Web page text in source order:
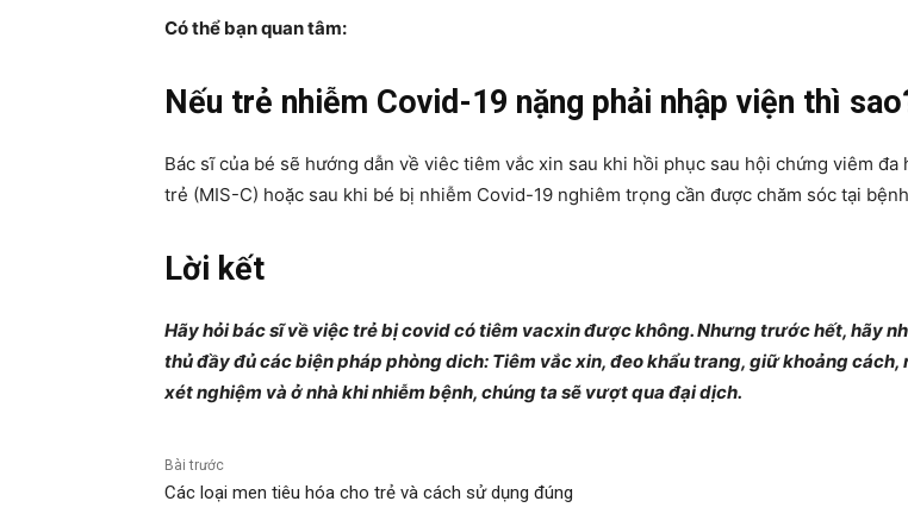
Có thể bạn quan tâm:
Nếu trẻ nhiễm Covid-19 nặng phải nhập viện thì
Bác sĩ của bé sẽ hướng dẫn về viêc tiêm vắc xin sau khi hồi phục sau hội chứng viêm đa
trẻ (MIS-C) hoặc sau khi bé bị nhiễm Covid-19 nghiêm trọng cần được chăm sóc tại
Lời kết
Hãy hỏi bác sĩ về việc trẻ bị covid có tiêm vacxin được không. Nhưng trước hết, hãy
thủ đầy đủ các biện pháp phòng dich: Tiêm vắc xin, đeo khẩu trang, giữ khoảng cách,
xét nghiệm và ở nhà khi nhiễm bệnh, chúng ta sẽ vượt qua đại dịch.
Bài trước
Các loại men tiêu hóa cho trẻ và cách sử dụng đúng